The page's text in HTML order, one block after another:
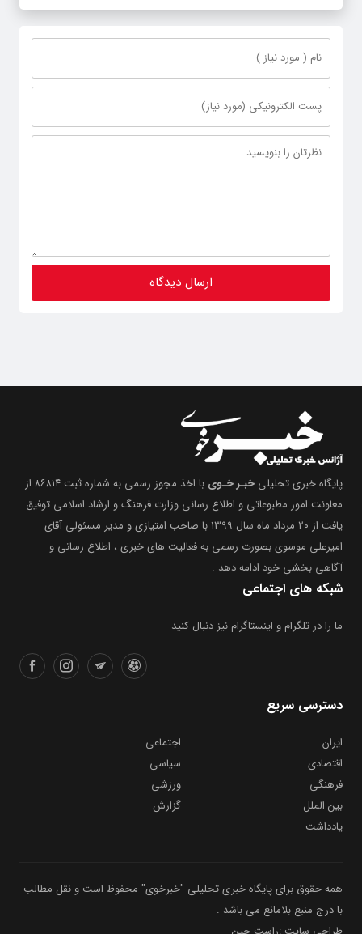
پایگاه خبری تحلیلی خبـر خـوی
با اخذ مجوز رسمی به شماره ثبت ۸۶۸۱۴ از
معاونت امور مطبوعاتی و اطلاع رسانی وزارت فرهنگ و ارشاد اسلامی توفیق
یافت از ۲۰ مرداد ماه سال ۱۳۹۹ با صاحب امتیازی و مدیر مسئولی آقای
امیرعلی موسوی بصورت رسمی به فعالیت های خبری ، اطلاع رسانی و
آگاهی بخشیِ خود ادامه دهد .
شبکه های اجتماعی
ما را در تلگرام و اینستاگرام نیز دنبال کنید
دسترسی سریع
ایران
اجتماعی
اقتصادی
سیاسی
فرهنگی
ورزشی
بین الملل
گزارش
یادداشت
همه حقوق برای پایگاه خبری تحلیلی "خبرخوی" محفوظ است و نقل مطالب
با درج منبع بلامانع می باشد .